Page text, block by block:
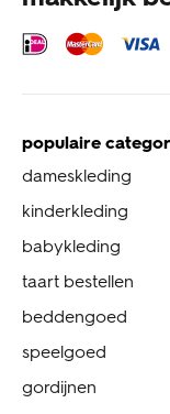
populaire
dameskleding
kinderkleding
babykleding
taart bestellen
beddengoed
speelgoed
gordijnen